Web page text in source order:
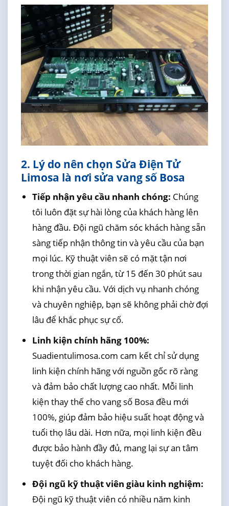
2. Lý do nên chọn Sửa Điện Tử
Limosa là nơi sửa vang số Bosa
Tiếp nhận yêu cầu nhanh chóng: Chúng
tôi luôn đặt sự hài lòng của khách hàng lên
hàng đầu. Đội ngũ chăm sóc khách hàng sẵn
sàng tiếp nhận thông tin và yêu cầu của bạn
mọi lúc. Kỹ thuật viên sẽ có mặt tận nơi
trong thời gian ngắn, từ 15 đến 30 phút sau
khi nhận yêu cầu. Với dịch vụ nhanh chóng
và chuyên nghiệp, bạn sẽ không phải chờ đợi
lâu để khắc phục sự cố.
Linh kiện chính hãng 100%:
Suadientulimosa.com cam kết chỉ sử dụng
linh kiện chính hãng với nguồn gốc rõ ràng
và đảm bảo chất lượng cao nhất. Mỗi linh
kiện thay thế cho vang số Bosa đều mới
100%, giúp đảm bảo hiệu suất hoạt động và
tuổi thọ lâu dài. Hơn nữa, mọi linh kiện đều
được bảo hành đầy đủ, mang lại sự an tâm
tuyệt đối cho khách hàng.
Đội ngũ kỹ thuật viên giàu kinh nghiệm:
Đội ngũ kỹ thuật viên có nhiều năm kinh